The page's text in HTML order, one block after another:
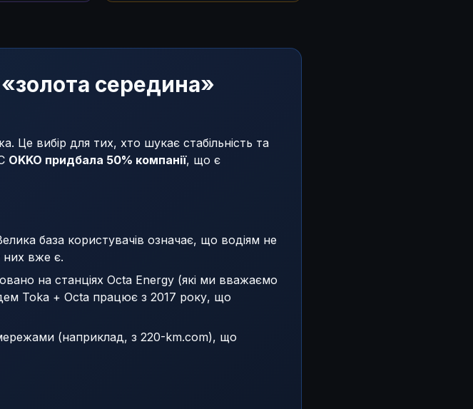
середина»
Це вибір для тих, хто шукає стабільність та
OKKO придбала 50% компанії, що є
база користувачів означає, що водіям не
них вже є.
на станціях Octa Energy (які ми вважаємо
Toka + Octa працює з 2017 року, що
(наприклад, з 220-km.com), що